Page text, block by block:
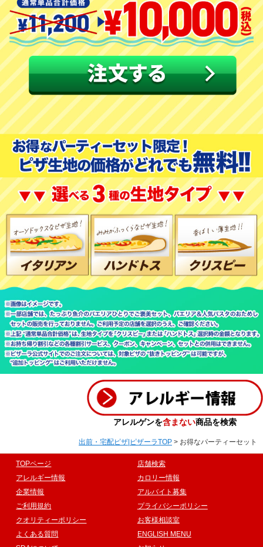
アレルゲンを含まない商品を検索
出前・宅配ピザ|ピザーラTOP > お得なパーティーセット
TOPページ
店舗検索
アレルギー情報
カロリー情報
企業情報
アルバイト募集
ご利用規約
プライバシーポリシー
クオリティーポリシー
お客様相談室
よくある質問
ENGLISH MENU